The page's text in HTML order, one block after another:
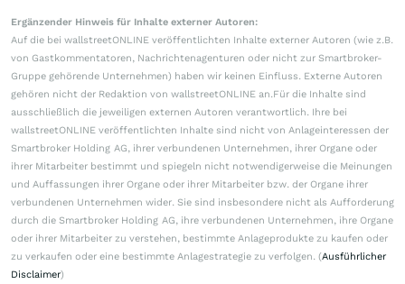
Ergänzender Hinweis für Inhalte externer Autoren:
Auf die bei wallstreetONLINE veröffentlichten Inhalte externer Autoren (wie z.B.
von Gastkommentatoren, Nachrichtenagenturen oder nicht zur Smartbroker-
Gruppe gehörende Unternehmen) haben wir keinen Einfluss. Externe Autoren
gehören nicht der Redaktion von wallstreetONLINE an.Für die Inhalte sind
ausschließlich die jeweiligen externen Autoren verantwortlich. Ihre bei
wallstreetONLINE veröffentlichten Inhalte sind nicht von Anlageinteressen der
Smartbroker Holding AG, ihrer verbundenen Unternehmen, ihrer Organe oder
ihrer Mitarbeiter bestimmt und spiegeln nicht notwendigerweise die Meinungen
und Auffassungen ihrer Organe oder ihrer Mitarbeiter bzw. der Organe ihrer
verbundenen Unternehmen wider. Sie sind insbesondere nicht als Aufforderung
durch die Smartbroker Holding AG, ihre verbundenen Unternehmen, ihre Organe
oder ihrer Mitarbeiter zu verstehen, bestimmte Anlageprodukte zu kaufen oder
zu verkaufen oder eine bestimmte Anlagestrategie zu verfolgen. (Ausführlicher
Disclaimer)